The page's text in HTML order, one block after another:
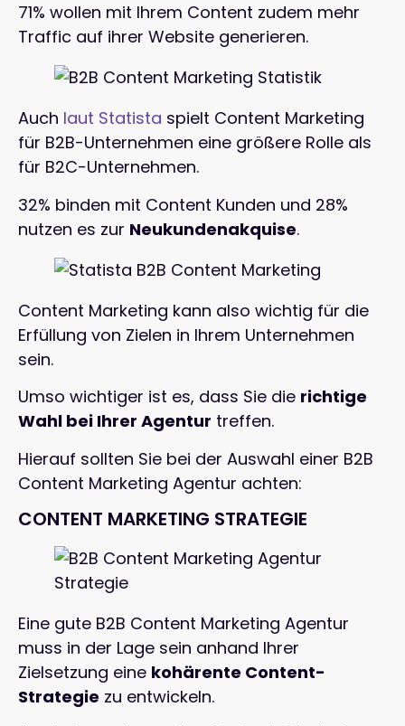
71% wollen mit Ihrem Content zudem mehr
Traffic auf ihrer Website generieren.
Auch laut Statista spielt Content Marketing
für B2B-Unternehmen eine größere Rolle als
für B2C-Unternehmen.
32% binden mit Content Kunden und 28%
nutzen es zur Neukundenakquise.
Content Marketing kann also wichtig für die
Erfüllung von Zielen in Ihrem Unternehmen
sein.
Umso wichtiger ist es, dass Sie die richtige
Wahl bei Ihrer Agentur treffen.
Hierauf sollten Sie bei der Auswahl einer B2B
Content Marketing Agentur achten:
CONTENT MARKETING STRATEGIE
Eine gute B2B Content Marketing Agentur
muss in der Lage sein anhand Ihrer
Zielsetzung eine kohärente Content-
Strategie zu entwickeln.